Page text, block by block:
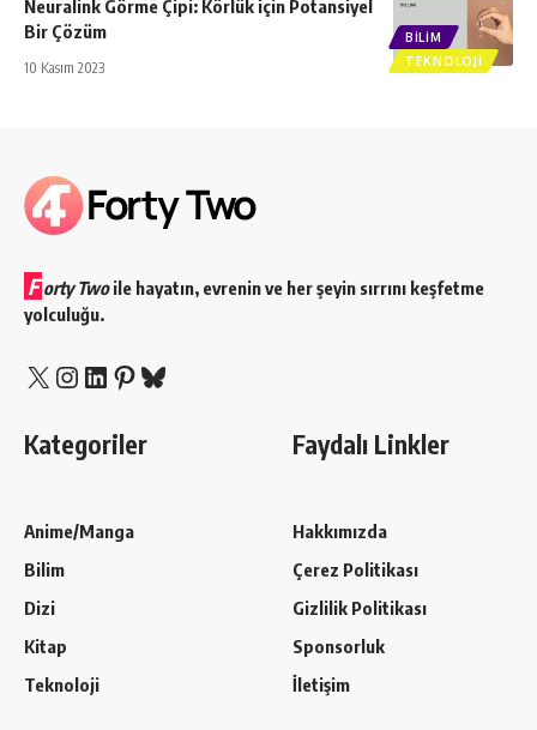
BILIM
TEKNOLOJI
Neuralink Görme Çipi: Körlük için Potansiyel
Bir Çözüm
10 Kasım 2023
F orty Twoile hayatın, evrenin ve her şeyin sırrını keşfetme
yolculuğu.
X Instagram
LinkedIn
Pinterest
Bluesky
Kategoriler
Anime/Manga
Bilim
Dizi
Kitap
Teknoloji
Faydalı Linkler
Hakkımızda
Çerez Politikası
Gizlilik Politikası
Sponsorluk
İletişim